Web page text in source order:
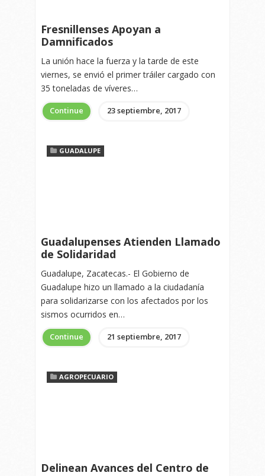
Fresnillenses Apoyan a
Damnificados
La unión hace la fuerza y la tarde de este
viernes, se envió el primer tráiler cargado con
35 toneladas de víveres…
Continue 23 septiembre, 2017
GUADALUPE
Guadalupenses Atienden Llamado
de Solidaridad
Guadalupe, Zacatecas.- El Gobierno de
Guadalupe hizo un llamado a la ciudadanía
para solidarizarse con los afectados por los
sismos ocurridos en…
Continue 21 septiembre, 2017
AGROPECUARIO
Delinean Avances del Centro de